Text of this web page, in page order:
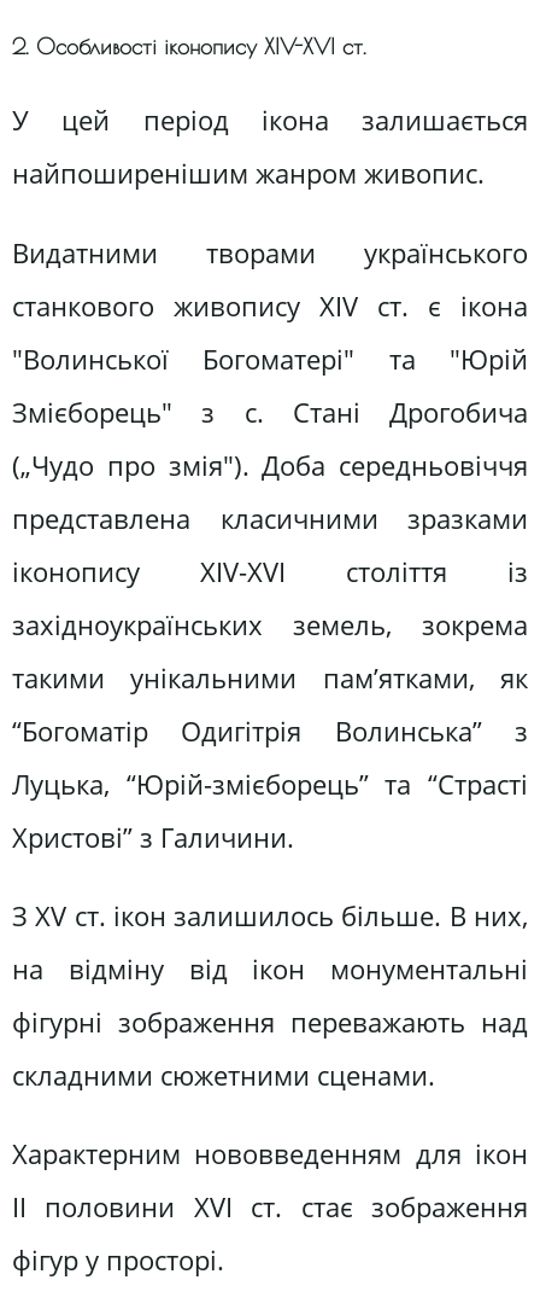
2. Особливості іконопису ХІV-ХVІ ст.
У цей період ікона залишається
найпоширенішим жанром живопиc.
Видатними творами українського
станкового живопису XIV ст. є ікона
"Волинської Богоматері" та "Юрій
Змієборець" з с. Стані Дрогобича
(„Чудо про змія"). Доба середньовіччя
представлена класичними зразками
іконопису ХІV-ХVІ століття із
західноукраїнських земель, зокрема
такими унікальними пам’ятками, як
“Богоматір Одигітрія Волинська” з
Луцька, “Юрій-змієборець” та “Страсті
Христові” з Галичини.
З XV ст. ікон залишилось більше. В них,
на відміну від ікон монументальні
фігурні зображення переважають над
складними сюжетними сценами.
Характерним нововведенням для ікон
II половини XVI ст. стає зображення
фігур у просторі.